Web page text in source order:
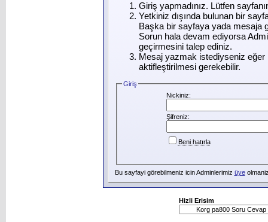
Giriş yapmadınız. Lütfen
Yetkiniz dışında bulunan bir
Başka bir sayfaya yada mesaja
Sorun hala devam ediyorsa
geçirmesini talep ediniz.
Mesaj yazmak istediyseniz eğer
aktifleştirilmesi gerekebilir.
Giriş
Nickiniz:
Şifreniz:
Beni hatırla
Bu sayfayi görebilmeniz icin Adminlerimiz üye
Hizli Erisim